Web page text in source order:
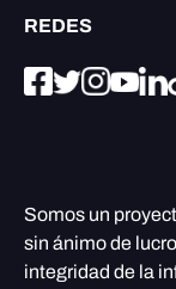
REDES
Somos un
sin ánimo de
integridad de la